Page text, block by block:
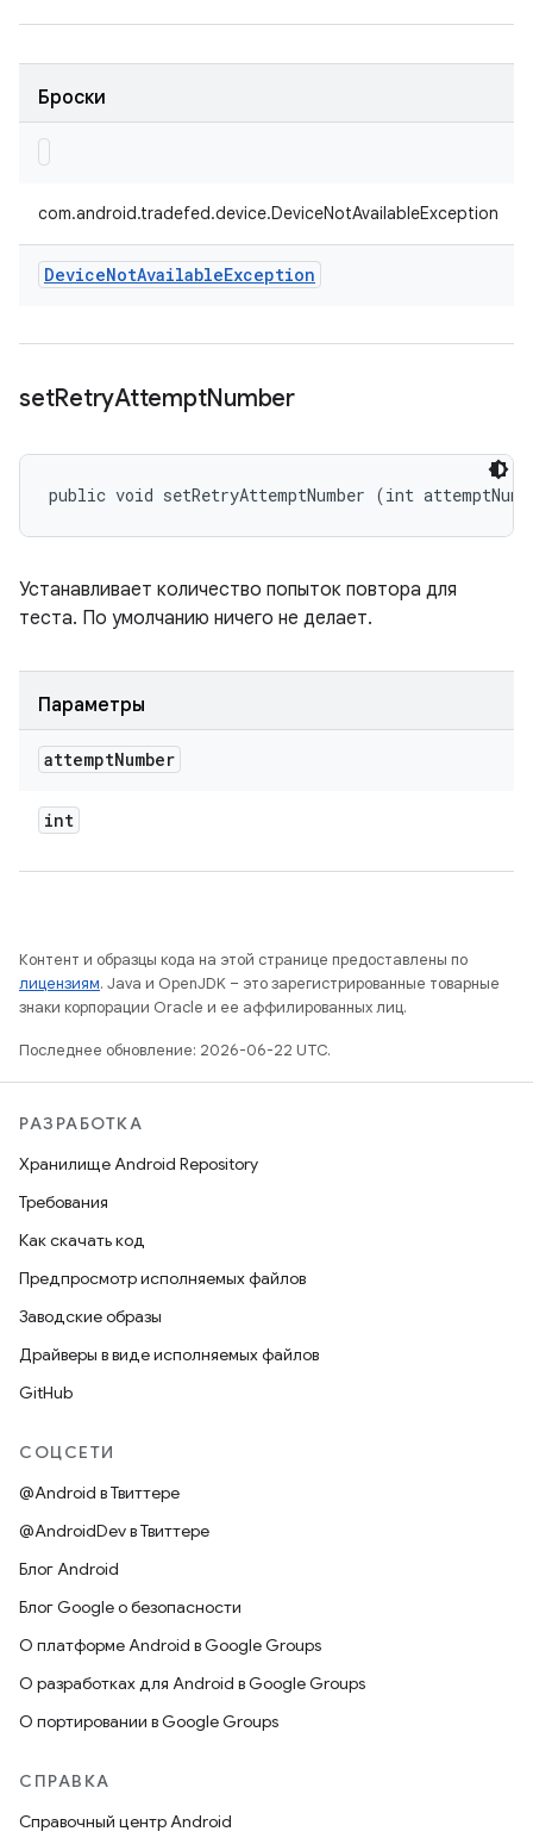
Броски
com.android.tradefed.device.DeviceNotAvailableException
DeviceNotAvailableException
setRetryAttemptNumber
public void setRetryAttemptNumber (int
Устанавливает количество попыток повтора для
теста. По умолчанию ничего не делает.
Параметры
attemptNumber
int
Контент и образцы кода на этой странице предоставлены по
лицензиям. Java и OpenJDK – это зарегистрированные товарные
знаки корпорации Oracle и ее аффилированных лиц.
Последнее обновление: 2026-06-22 UTC.
РАЗРАБОТКА
Хранилище Android Repository
Требования
Как скачать код
Предпросмотр исполняемых файлов
Заводские образы
Драйверы в виде исполняемых файлов
GitHub
СОЦСЕТИ
@Android в Твиттере
@AndroidDev в Твиттере
Блог Android
Блог Google о безопасности
О платформе Android в Google Groups
О разработках для Android в Google Groups
О портировании в Google Groups
СПРАВКА
Справочный центр Android